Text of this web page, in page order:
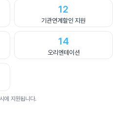
12
기관연계할인 지원
14
오리엔테이션
에 지원됩니다.